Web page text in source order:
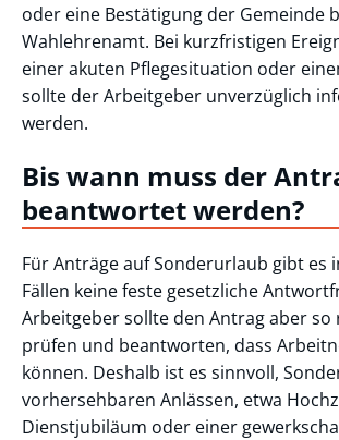
oder eine Bestätigung der Gemeinde
Wahlehrenamt. Bei kurzfristigen
einer akuten Pflegesituation oder
sollte der Arbeitgeber unverzüglich
werden.
Bis wann muss der
beantwortet werden?
Für Anträge auf Sonderurlaub gibt es
Fällen keine feste gesetzliche
Arbeitgeber sollte den Antrag aber so
prüfen und beantworten, dass
können. Deshalb ist es sinnvoll,
vorhersehbaren Anlässen, etwa
Dienstjubiläum oder einer